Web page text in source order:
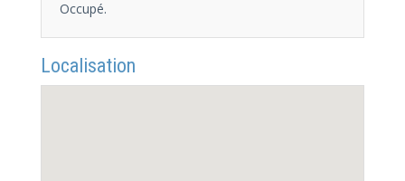
Occupé.
Localisation